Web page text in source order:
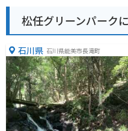
松任グリーンパーク
石川県 石川県能美市長滝町